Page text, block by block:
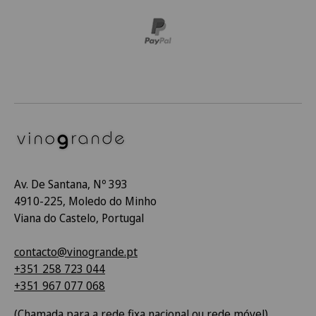
Av. De Santana, Nº 393
4910-225, Moledo do Minho
Viana do Castelo, Portugal
contacto@vinogrande.pt
+351 258 723 044
+351 967 077 068